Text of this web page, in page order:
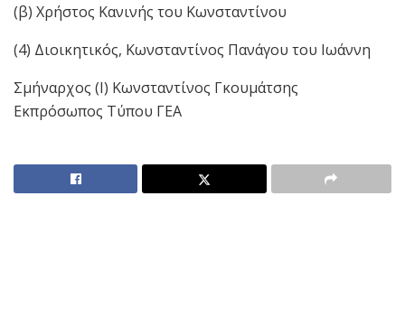
(β) Χρήστος Κανινής του Κωνσταντίνου
(4) Διοικητικός, Κωνσταντίνος Πανάγου του Ιωάννη
Σμήναρχος (Ι) Κωνσταντίνος Γκουμάτσης
Εκπρόσωπος Τύπου ΓΕΑ